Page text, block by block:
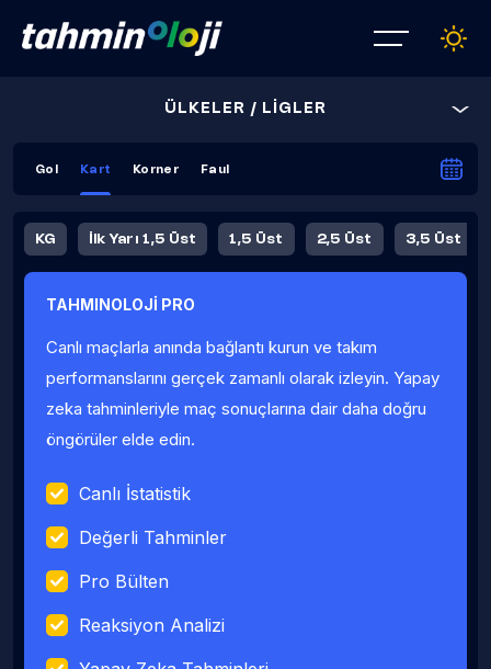
ÜLKELER / LİGLER
Gol Kart Korner Faul
KG İlk Yarı 1,5 Üst 1,5 Üst 2,5 Üst 3,5 Üst
Fauller Ortalama
TAHMINOLOJİ PRO
Canlı maçlarla anında bağlantı kurun ve takım
performanslarını gerçek zamanlı olarak izleyin. Yapay
zeka tahminleriyle maç sonuçlarına dair daha doğru
öngörüler elde edin.
Canlı İstatistik
Değerli Tahminler
Pro Bülten
Reaksiyon Analizi